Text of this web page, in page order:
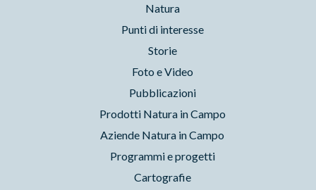
Natura
Punti di interesse
Storie
Foto e Video
Pubblicazioni
Prodotti Natura in Campo
Aziende Natura in Campo
Programmi e progetti
Cartografie